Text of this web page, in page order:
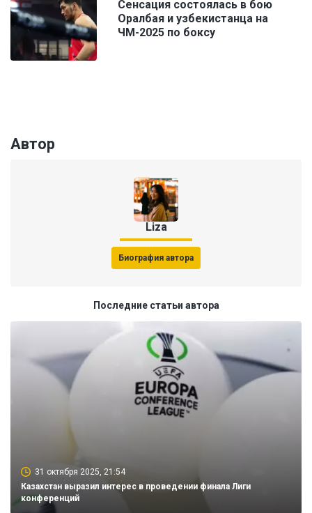
Сенсация состоялась в бою
Оралбая и узбекистанца на
ЧМ-2025 по боксу
Автор
Liza
Биография автора
Последние статьи автора
31 октября 2025, 21:54
Казахстан выразил интерес в проведении финала Лиги
конференций